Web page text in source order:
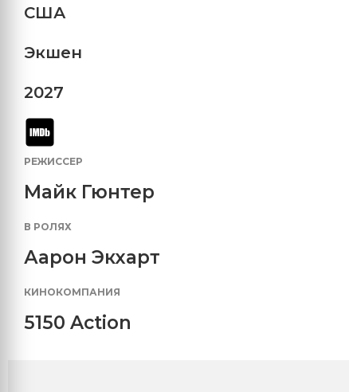
США
Экшен
2027
РЕЖИССЕР
Майк Гюнтер
В РОЛЯХ
Аарон Экхарт
КИНОКОМПАНИЯ
5150 Action